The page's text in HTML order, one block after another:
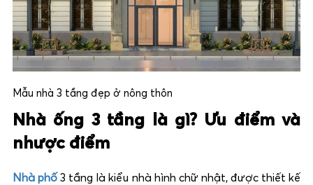
Mẫu nhà 3 tầng đẹp ở nông thôn
Nhà ống 3 tầng là gì? Ưu điểm và
nhược điểm
Nhà phố 3 tầng là kiểu nhà hình chữ nhật, được thiết kế